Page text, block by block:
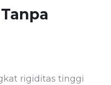
rigiditas tinggi